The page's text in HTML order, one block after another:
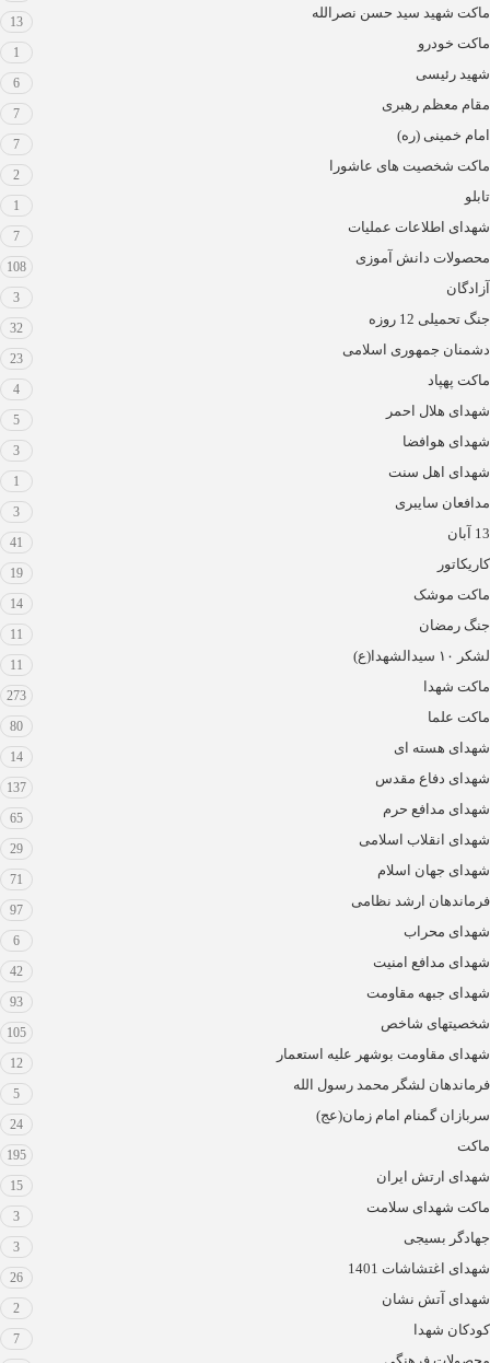
ماکت شهید سید حسن نصرالله
13
ماکت خودرو
1
شهید رئیسی
6
مقام معظم رهبری
7
امام خمینی (ره)
7
ماکت شخصیت های عاشورا
2
تابلو
1
شهدای اطلاعات عملیات
7
محصولات دانش آموزی
108
آزادگان
3
جنگ تحمیلی 12 روزه
32
دشمنان جمهوری اسلامی
23
ماکت پهپاد
4
شهدای هلال احمر
5
شهدای هوافضا
3
شهدای اهل سنت
1
مدافعان سایبری
3
13 آبان
41
کاریکاتور
19
ماکت موشک
14
جنگ رمضان
11
لشکر ۱۰ سیدالشهدا(ع)
11
ماکت شهدا
273
ماکت علما
80
شهدای هسته ای
14
شهدای دفاع مقدس
137
شهدای مدافع حرم
65
شهدای انقلاب اسلامی
29
شهدای جهان اسلام
71
فرماندهان ارشد نظامی
97
شهدای محراب
6
شهدای مدافع امنیت
42
شهدای جبهه مقاومت
93
شخصیتهای شاخص
105
شهدای مقاومت بوشهر علیه استعمار
12
فرماندهان لشگر محمد رسول الله
5
سربازان گمنام امام زمان(عج)
24
ماکت
195
شهدای ارتش ایران
15
ماکت شهدای سلامت
3
جهادگر بسیجی
3
شهدای اغتشاشات 1401
26
شهدای آتش نشان
2
کودکان شهدا
7